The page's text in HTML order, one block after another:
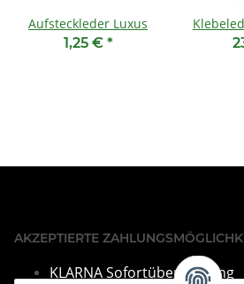
Aufsteckleder Luxus
1,25 € *
AKZEPTIERTE
KLARNA Sofortüberweisung